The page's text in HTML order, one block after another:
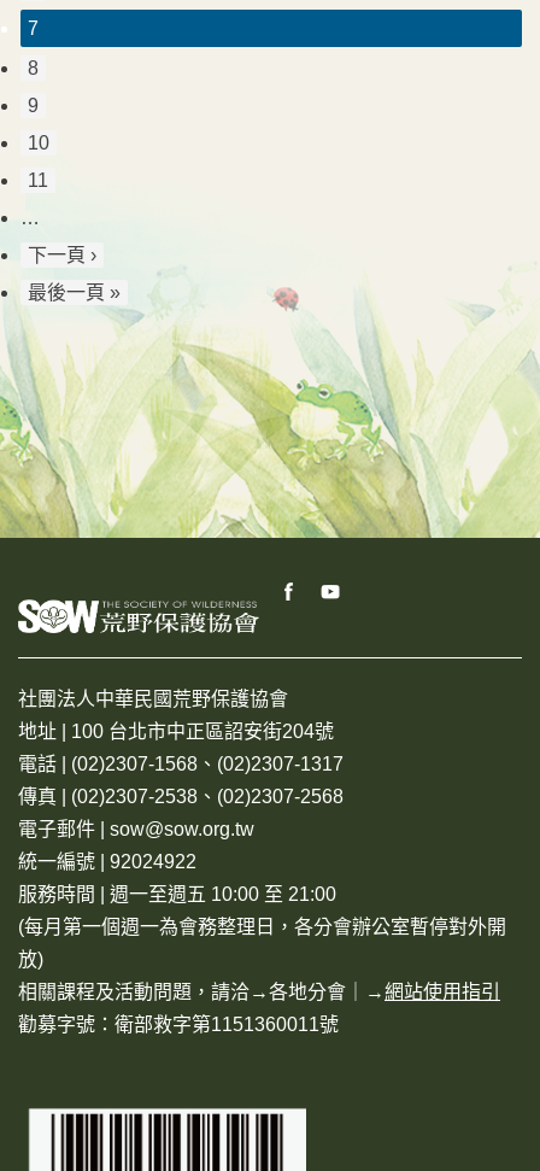
7
8
9
10
11
…
下一頁 ›
最後一頁 »
社團法人中華民國荒野保護協會
地址 | 100 台北市中正區詔安街204號
電話 | (02)2307-1568、(02)2307-1317
傳真 | (02)2307-2538、(02)2307-2568
電子郵件 | sow@sow.org.tw
統一編號 | 92024922
服務時間 | 週一至週五 10:00 至 21:00
(每月第一個週一為會務整理日，各分會辦公室暫停對外開
放)
相關課程及活動問題，請洽→各地分會 ｜→網站使用指引
勸募字號：衛部救字第1151360011號